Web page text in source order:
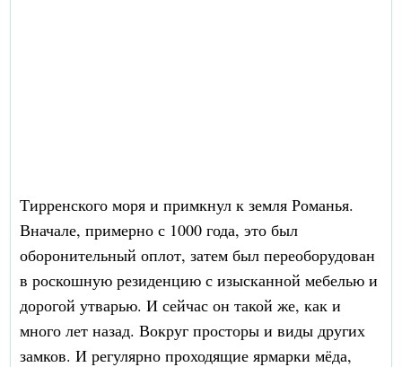
Тирренского моря и примкнул к земля Романья.
Вначале, примерно с 1000 года, это был
оборонительный оплот, затем был переоборудован
в роскошную резиденцию с изысканной мебелью и
дорогой утварью. И сейчас он такой же, как и
много лет назад. Вокруг просторы и виды других
замков. И регулярно проходящие ярмарки мёда,